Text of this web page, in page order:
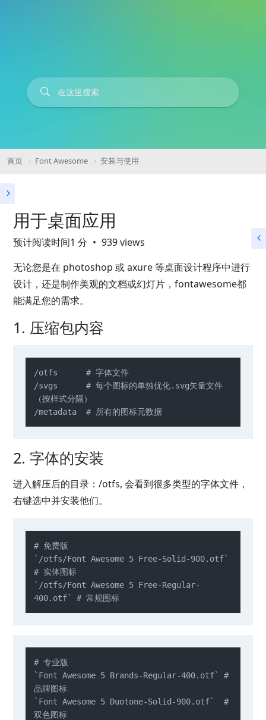
首页 Font Awesome 安装与使用
用于桌面应用
预计阅读时间1 分
939 views
无论您是在 photoshop 或 axure 等桌面设计程序中进行
设计，还是制作美观的文档或幻灯片，fontawesome都
能满足您的需求。
1. 压缩包内容
/otfs      # 字体文件
/svgs      # 每个图标的单独优化.svg矢量文件
（按样式分隔）
/metadata  # 所有的图标元数据
2. 字体的安装
进入解压后的目录：/otfs, 会看到很多类型的字体文件，
右键选中并安装他们。
# 免费版
`/otfs/Font Awesome 5 Free-Solid-900.otf`
# 实体图标
`/otfs/Font Awesome 5 Free-Regular-
400.otf` # 常规图标
# 专业版
`Font Awesome 5 Brands-Regular-400.otf` #
品牌图标
`Font Awesome 5 Duotone-Solid-900.otf`  #
双色图标